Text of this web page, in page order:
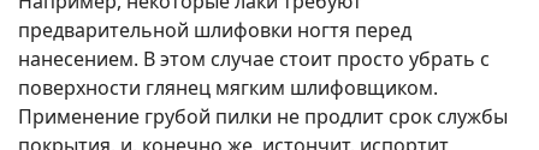
предварительной шлифовки ногтя перед
нанесением. В этом случае стоит просто убрать с
поверхности глянец мягким шлифовщиком.
Применение грубой пилки не продлит срок службы